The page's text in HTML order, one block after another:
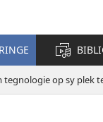
tegnologie op sy plek